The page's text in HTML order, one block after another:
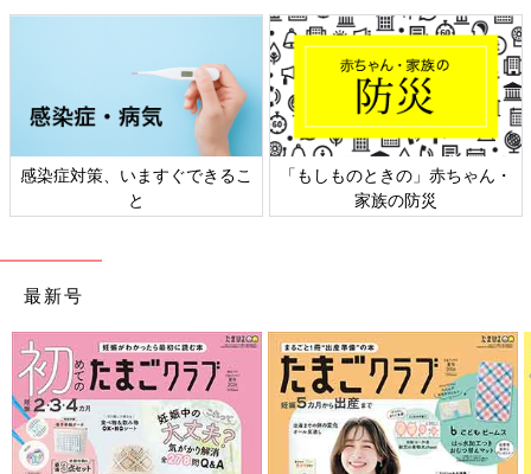
感染症対策、いますぐできるこ
と
「もしものときの」赤ちゃん・
家族の防災
最新号